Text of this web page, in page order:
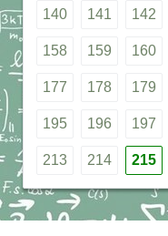
140 141 142
158 159 160
177 178 179
195 196 197
213 214 215